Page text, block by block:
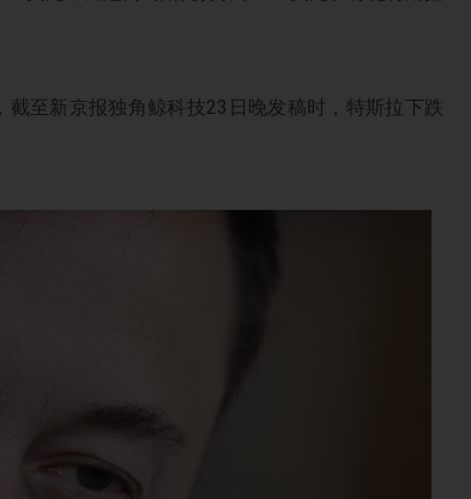
至新京报独角鲸科技23日晚发稿时，特斯拉下跌